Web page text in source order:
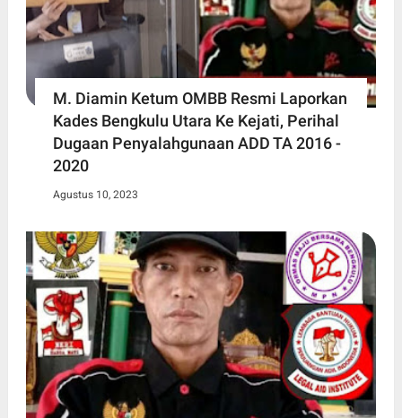
M. Diamin Ketum OMBB Resmi Laporkan
Kades Bengkulu Utara Ke Kejati, Perihal
Dugaan Penyalahgunaan ADD TA 2016 -
2020
Agustus 10, 2023